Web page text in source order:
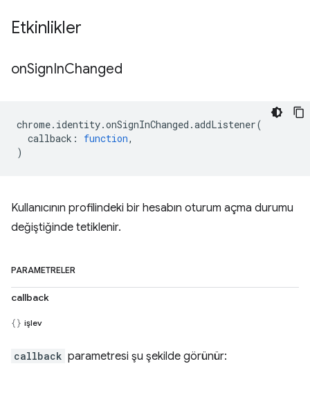
Etkinlikler
onSignInChanged
chrome. identity.onSignInChanged .addListener(
callback : function,
)
Kullanıcının profilindeki bir hesabın oturum açma durumu
değiştiğinde tetiklenir.
PARAMETRELER
callback
işlev
callback parametresi şu şekilde görünür: